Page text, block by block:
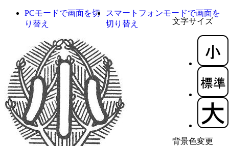
文字サイズ
背景色変更
PCモードで画面を切
り替え
スマートフォンモードで画面を
切り替え